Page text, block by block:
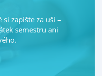
zapište za uši –
semestru ani